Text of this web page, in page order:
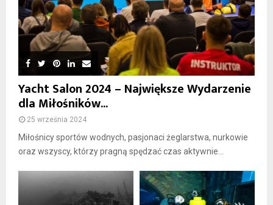
Yacht Salon 2024 – Największe Wydarzenie
dla Miłośników...
25 września 2024
Miłośnicy sportów wodnych, pasjonaci żeglarstwa, nurkowie
oraz wszyscy, którzy pragną spędzać czas aktywnie...